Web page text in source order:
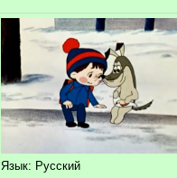
Язык: Русский